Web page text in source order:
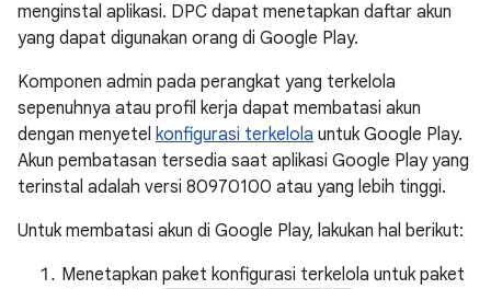
menginstal aplikasi. DPC dapat menetapkan daftar akun
yang dapat digunakan orang di Google Play.
Komponen admin pada perangkat yang terkelola
sepenuhnya atau profil kerja dapat membatasi akun
dengan menyetel konfigurasi terkelola untuk Google Play.
Akun pembatasan tersedia saat aplikasi Google Play yang
terinstal adalah versi 80970100 atau yang lebih tinggi.
Untuk membatasi akun di Google Play, lakukan hal berikut:
Menetapkan paket konfigurasi terkelola untuk paket